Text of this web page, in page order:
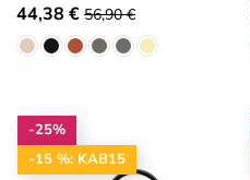
44,38 € 56,90 €
-25%
-15 %: KAB15